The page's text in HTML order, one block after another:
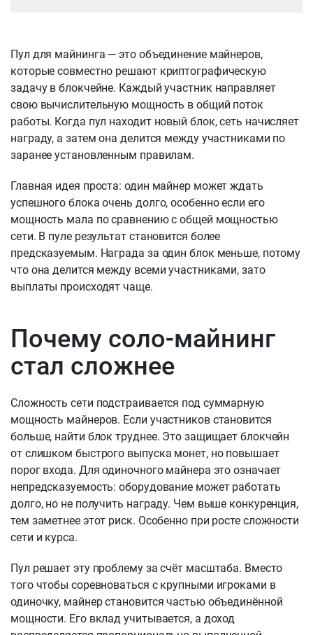
Пул для майнинга — это объединение майнеров,
которые совместно решают криптографическую
задачу в блокчейне. Каждый участник направляет
свою вычислительную мощность в общий поток
работы. Когда пул находит новый блок, сеть начисляет
награду, а затем она делится между участниками по
заранее установленным правилам.
Главная идея проста: один майнер может ждать
успешного блока очень долго, особенно если его
мощность мала по сравнению с общей мощностью
сети. В пуле результат становится более
предсказуемым. Награда за один блок меньше, потому
что она делится между всеми участниками, зато
выплаты происходят чаще.
Почему соло-майнинг
стал сложнее
Сложность сети подстраивается под суммарную
мощность майнеров. Если участников становится
больше, найти блок труднее. Это защищает блокчейн
от слишком быстрого выпуска монет, но повышает
порог входа. Для одиночного майнера это означает
непредсказуемость: оборудование может работать
долго, но не получить награду. Чем выше конкуренция,
тем заметнее этот риск. Особенно при росте сложности
сети и курса.
Пул решает эту проблему за счёт масштаба. Вместо
того чтобы соревноваться с крупными игроками в
одиночку, майнер становится частью объединённой
мощности. Его вклад учитывается, а доход